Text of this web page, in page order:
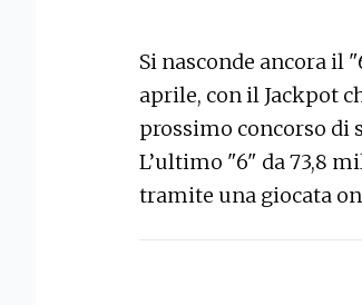
Si nasconde ancora il
aprile, con il Jackpot
prossimo concorso di
L’ultimo "6" da 73,8
tramite una giocata